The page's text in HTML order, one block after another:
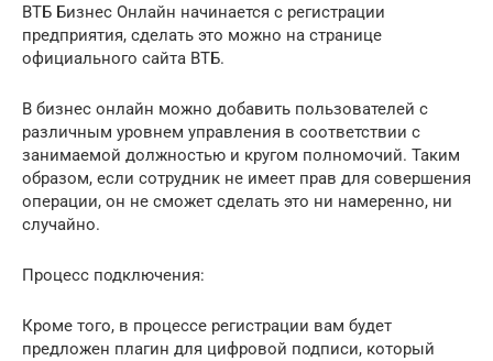
ВТБ Бизнес Онлайн начинается с регистрации
предприятия, сделать это можно на странице
официального сайта ВТБ.
В бизнес онлайн можно добавить пользователей с
различным уровнем управления в соответствии с
занимаемой должностью и кругом полномочий. Таким
образом, если сотрудник не имеет прав для совершения
операции, он не сможет сделать это ни намеренно, ни
случайно.
Процесс подключения:
Кроме того, в процессе регистрации вам будет
предложен плагин для цифровой подписи, который